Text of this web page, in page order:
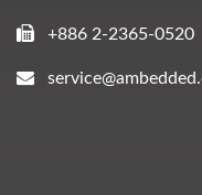
+886 2-2365-0520